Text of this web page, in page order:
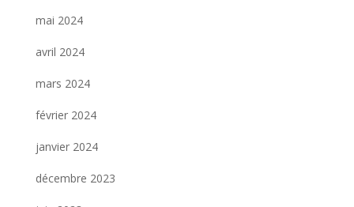
mai 2024
avril 2024
mars 2024
février 2024
janvier 2024
décembre 2023